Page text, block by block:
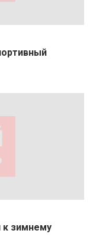
к зимнему